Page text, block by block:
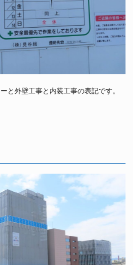
と外壁工事と内装工事の表記です。